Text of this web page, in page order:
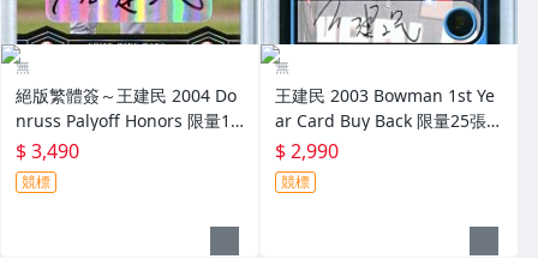
無
絕版繁體簽～王建民 2004 Do
nruss Palyoff Honors 限量10
0張簽名卡～
$ 3,490
競標
無
王建民 2003 Bowman 1st Ye
ar Card Buy Back 限量25張回
購簽名卡 卡面簽～
$ 2,990
競標